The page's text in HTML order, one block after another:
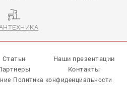
Статьи
Наши презентации
Контакты
Политика конфиденциальности